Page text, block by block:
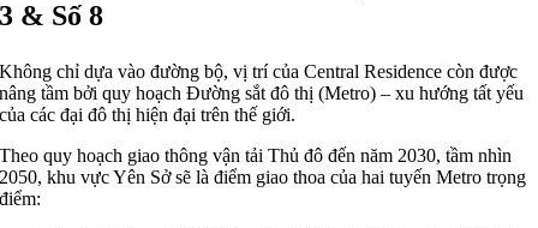
3 & Số 8
Không chỉ dựa vào đường bộ, vị trí của Central Residence còn được
nâng tầm bởi quy hoạch Đường sắt đô thị (Metro) – xu hướng tất yếu
của các đại đô thị hiện đại trên thế giới.
Theo quy hoạch giao thông vận tải Thủ đô đến năm 2030, tầm nhìn
2050, khu vực Yên Sở sẽ là điểm giao thoa của hai tuyến Metro trọng
điểm: